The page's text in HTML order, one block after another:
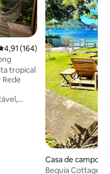
de uma avaliação média de
4,91 (164)
tropical
Casa de campo ⋅
h
Bequia Cottage: